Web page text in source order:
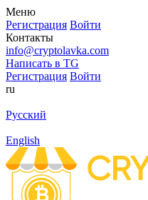
Меню
Регистрация Войти
Контакты
info@cryptolavka.com
Написать в TG
Регистрация Войти
ru
Русский
English